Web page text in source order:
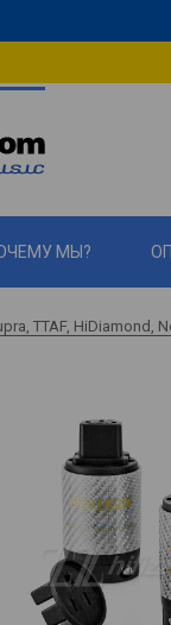
МЫ?
TTAF, HiDiamond,